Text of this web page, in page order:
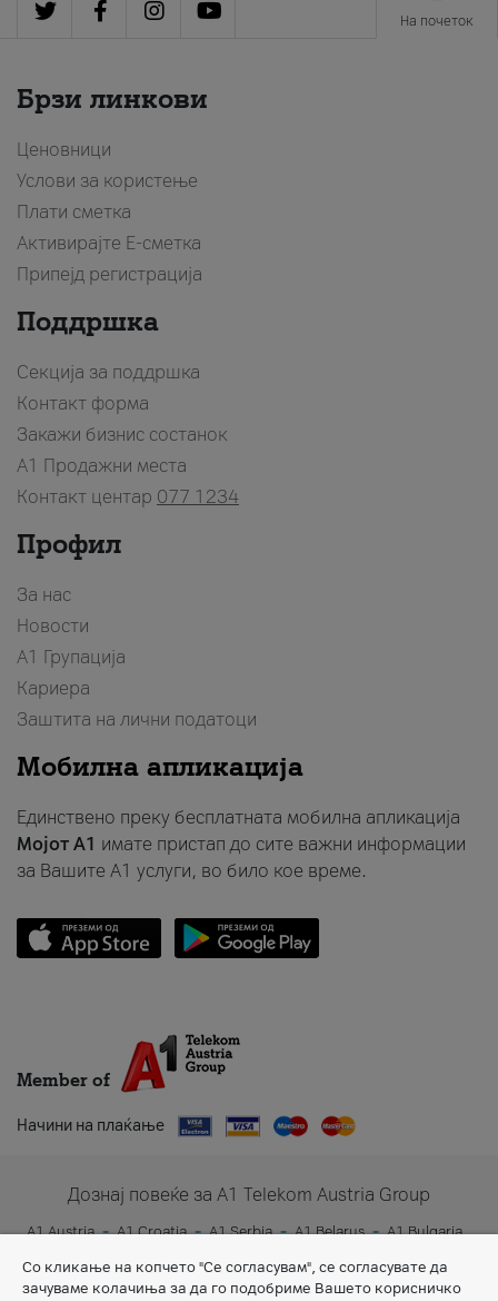
На почеток
Брзи линкови
Ценовници
Услови за користење
Плати сметка
Активирајте Е-сметка
Припејд регистрација
Поддршка
Секција за поддршка
Контакт форма
Закажи бизнис состанок
A1 Продажни места
Контакт центар 077 1234
Профил
За нас
Новости
А1 Групација
Кариера
Заштита на лични податоци
Мобилна апликација
Единствено преку бесплатната мобилна апликација
Мојот A1 имате пристап до сите важни информации
за Вашите A1 услуги, во било кое време.
Member of
Начини на плаќање
Дознај повеќе за A1 Telekom Austria Group
A1 Austria A1 Croatia A1 Serbia A1 Belarus
A1 Bulgaria
A1 Slovenia
A1 Digital
Со кликање на копчето "Се согласувам", се согласувате да
зачуваме колачиња за да го подобриме Вашето корисничко